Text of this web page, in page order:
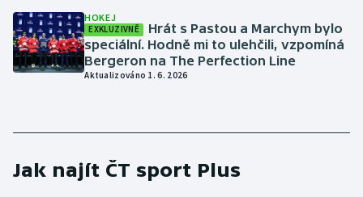
Stolní tenis
Triatlon
Volejbal
HOKEJ
EXKLUZIVNĚ
Hrát s Pastou a Marchym bylo
speciální. Hodně mi to ulehčili, vzpomíná
Bergeron na The Perfection Line
Aktualizováno 1. 6. 2026
Jak najít ČT sport Plus